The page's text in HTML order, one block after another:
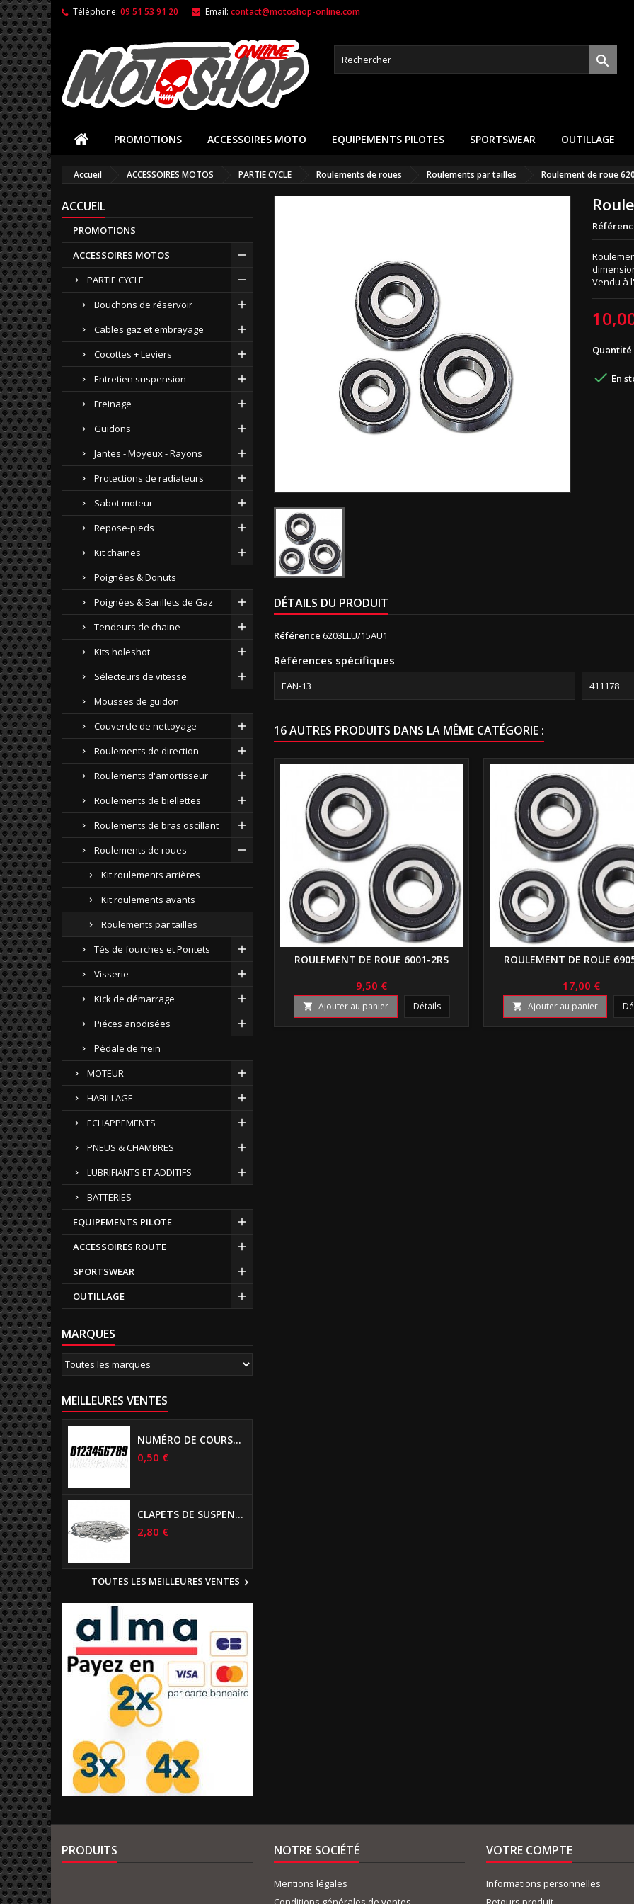
Téléphone: 09 51 53 91 20 Email: contact@motoshop-online.com

PROMOTIONS ACCESSOIRES MOTO EQUIPEMENTS PILOTES SPORTSWEAR OUTILLAGE
Accueil ACCESSOIRES MOTOS PARTIE CYCLE Roulements de roues Roulements par tailles Roulement de roue
ACCUEIL
PROMOTIONS
ACCESSOIRES MOTOS
PARTIE CYCLE
Bouchons de réservoir
Cables gaz et embrayage
Cocottes + Leviers
Entretien suspension
Freinage
Guidons
Jantes - Moyeux - Rayons
Protections de radiateurs
Sabot moteur
Repose-pieds
Kit chaines
Poignées & Donuts
Poignées & Barillets de Gaz
Tendeurs de chaine
Kits holeshot
Sélecteurs de vitesse
Mousses de guidon
Couvercle de nettoyage
Roulements de direction
Roulements d'amortisseur
Roulements de biellettes
Roulements de bras oscillant
Roulements de roues
Kit roulements arrières
Kit roulements avants
Roulements par tailles
Tés de fourches et Pontets
Visserie
Kick de démarrage
Piéces anodisées
Pédale de frein
MOTEUR
HABILLAGE
ECHAPPEMENTS
PNEUS & CHAMBRES
LUBRIFIANTS ET ADDITIFS
BATTERIES
EQUIPEMENTS PILOTE
ACCESSOIRES ROUTE
SPORTSWEAR
OUTILLAGE
MARQUES
MEILLEURES VENTES
NUMÉRO DE COURSE US 17 CM NOIR
0,50 €
CLAPETS DE SUSPENSIONS DIAMÈTRE 6MM
2,80 €
TOUTES LES MEILLEURES VENTES 
Vendu à
Quantité
 En
DÉTAILS DU PRODUIT
Référence 6203LLU/15AU1
Références spécifiques
EAN-13 411178
16 AUTRES PRODUITS DANS LA MÊME CATÉGORIE :
ROULEMENT DE ROUE 6001-2RS
9,50 €
 Ajouter au panier Détails
ROULEMENT DE ROUE
17,00 €
 Ajouter au panier
PRODUITS NOTRE SOCIÉTÉ
Mentions légales
VOTRE COMPTE
Informations personnelles